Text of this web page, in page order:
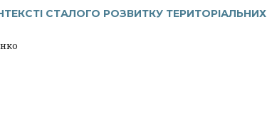
СТАЛОГО РОЗВИТКУ ТЕРИТОРІАЛЬНИХ